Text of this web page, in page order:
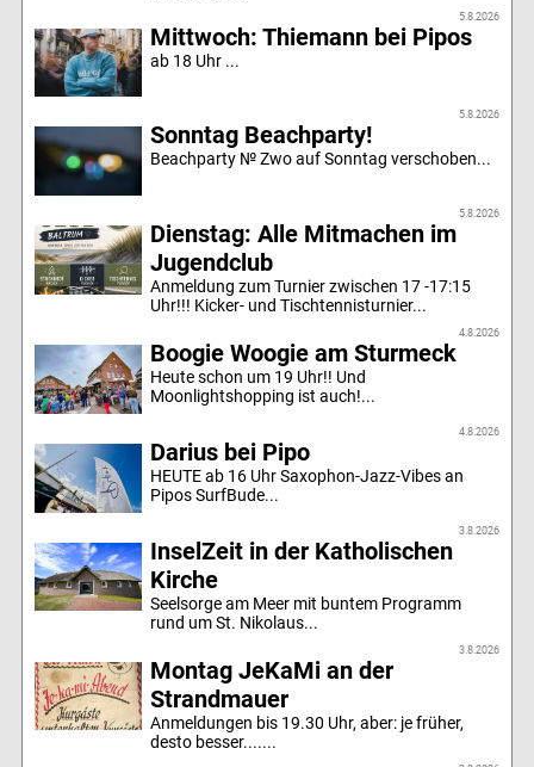
5.8.2026
Mittwoch: Thiemann bei Pipos
ab 18 Uhr ...
5.8.2026
Sonntag Beachparty!
Beachparty № Zwo auf Sonntag verschoben...
5.8.2026
Dienstag: Alle Mitmachen im
Jugendclub
Anmeldung zum Turnier zwischen 17 -17:15
Uhr!!! Kicker- und Tischtennisturnier...
4.8.2026
Boogie Woogie am Sturmeck
Heute schon um 19 Uhr!! Und
Moonlightshopping ist auch!...
4.8.2026
Darius bei Pipo
HEUTE ab 16 Uhr Saxophon-Jazz-Vibes an
Pipos SurfBude...
3.8.2026
InselZeit in der Katholischen
Kirche
Seelsorge am Meer mit buntem Programm
rund um St. Nikolaus...
3.8.2026
Montag JeKaMi an der
Strandmauer
Anmeldungen bis 19.30 Uhr, aber: je früher,
desto besser.......